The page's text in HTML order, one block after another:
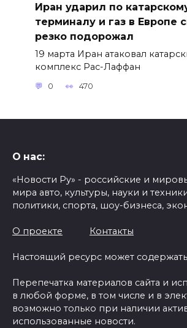
Иран ударил по
терминалу и газ в Европе
резко подорожал
19 марта Иран атаковал
комплекс Рас-Лаффан
0 470
О нас:
«Новости Ру» - российские и
мира авто, культуры, науки и
политики, спорта, шоу-бизнеса,
О проекте Контакты
Настоящий ресурс может
Перепечатка материалов сайта и
в любой форме, в том числе и в
возможно только при наличии
использованные новости.